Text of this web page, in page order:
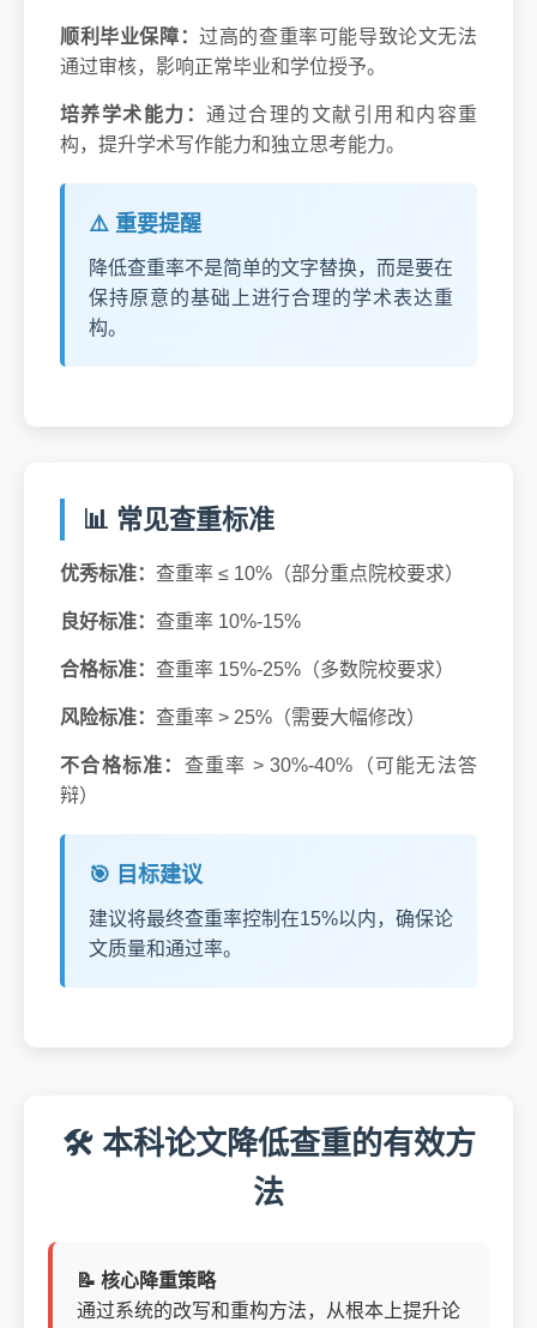
顺利毕业保障：过高的查重率可能导致论文无法
通过审核，影响正常毕业和学位授予。
培养学术能力：通过合理的文献引用和内容重
构，提升学术写作能力和独立思考能力。
⚠️ 重要提醒
降低查重率不是简单的文字替换，而是要在
保持原意的基础上进行合理的学术表达重
构。
📊 常见查重标准
优秀标准： 查重率 ≤ 10%（部分重点院校要求）
良好标准： 查重率 10%-15%
合格标准： 查重率 15%-25%（多数院校要求）
风险标准： 查重率 > 25%（需要大幅修改）
不合格标准： 查重率 > 30%-40%（可能无法答
辩）
🎯 目标建议
建议将最终查重率控制在15%以内，确保论
文质量和通过率。
🛠️ 本科论文降低查重的有效方
法
📝 核心降重策略
通过系统的改写和重构方法，从根本上提升论